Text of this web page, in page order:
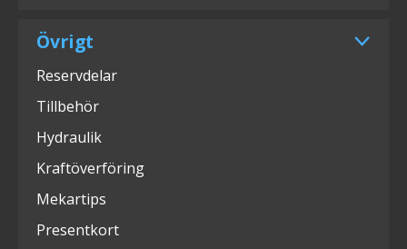
Övrigt
Reservdelar
Tillbehör
Hydraulik
Kraftöverföring
Mekartips
Presentkort